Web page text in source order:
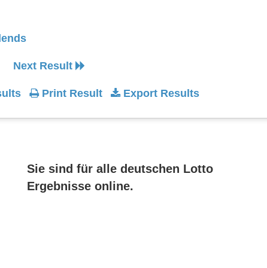
Next Result
Print Result Export Results
Sie sind für alle deutschen Lotto
Ergebnisse online.